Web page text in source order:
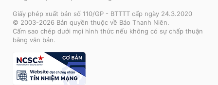
Giấy phép xuất bản số 110/GP - BTTTT cấp ngày 24.3.2020
© 2003-2026 Bản quyền thuộc về Báo Thanh Niên.
Cấm sao chép dưới mọi hình thức nếu không có sự chấp thuận
bằng văn bản.